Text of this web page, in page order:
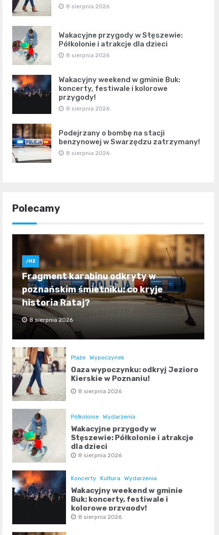
8 sierpnia 2026
Wakacyjne przygody w Stęszewie:
Półkolonie i atrakcje dla dzieci
8 sierpnia 2026
Wakacyjny weekend w gminie Buk:
koncerty, festiwale i kolorowe
przygody!
8 sierpnia 2026
Podejrzany o bombę na stacji
benzynowej w Swarzędzu zatrzymany!
8 sierpnia 2026
Polecamy
/H2
Fragment karabinu odkryty w
poznańskim śmietniku: co kryje
historia Rataj?
8 sierpnia 2026
Plaże Wypoczynek
Oaza wypoczynku: odkryj Jezioro
Kierskie w Poznaniu!
8 sierpnia 2026
Półkolonie Wydarzenia
Wakacyjne przygody w
Stęszewie: Półkolonie i atrakcje
dla dzieci
8 sierpnia 2026
Koncerty Kultura Wydarzenia
Wakacyjny weekend w gminie
Buk: koncerty, festiwale i
kolorowe przygody!
8 sierpnia 2026